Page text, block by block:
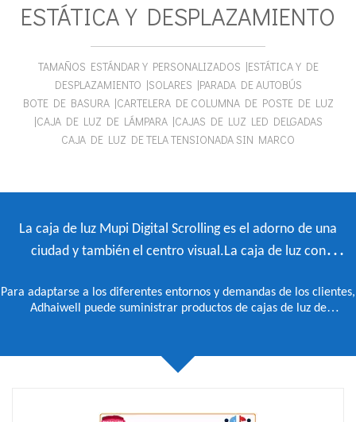
ESTÁTICA Y DESPLAZAMIENTO
TAMAÑOS ESTÁNDAR Y PERSONALIZADOS |ESTÁTICA Y DE
DESPLAZAMIENTO |SOLARES |PARADA DE AUTOBÚS
BOTE DE BASURA |CARTELERA DE COLUMNA DE POSTE DE LUZ
|CAJA DE LUZ DE LÁMPARA |CAJAS DE LUZ LED DELGADAS
CAJA DE LUZ DE TELA TENSIONADA SIN MARCO
La caja de luz Mupi Digital Scrolling es el adorno de una
ciudad y también el centro visual.La caja de luz con
valor de marca.
Para adaptarse a los diferentes entornos y demandas de los clientes,
Adhaiwell puede suministrar productos de cajas de luz de
clientes, además de las versiones estándar.